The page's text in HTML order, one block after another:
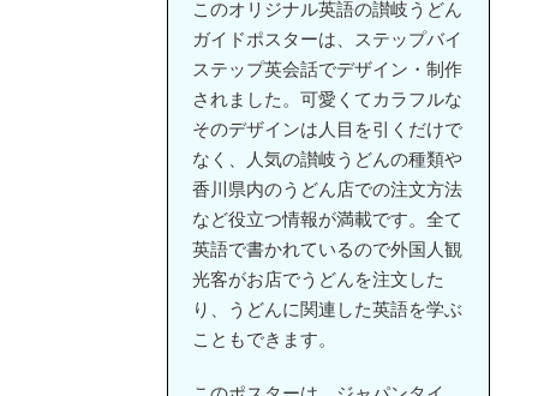
このオリジナル英語の讃岐うどん
ガイドポスターは、ステップバイ
ステップ英会話でデザイン・制作
されました。可愛くてカラフルな
そのデザインは人目を引くだけで
なく、人気の讃岐うどんの種類や
香川県内のうどん店での注文方法
など役立つ情報が満載です。全て
英語で書かれているので外国人観
光客がお店でうどんを注文した
り、うどんに関連した英語を学ぶ
こともできます。